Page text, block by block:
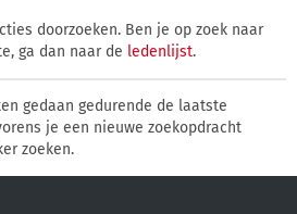
doorzoeken. Ben je op zoek naar
ga dan naar de ledenlijst.
gedaan gedurende de laatste
je een nieuwe zoekopdracht
zoeken.